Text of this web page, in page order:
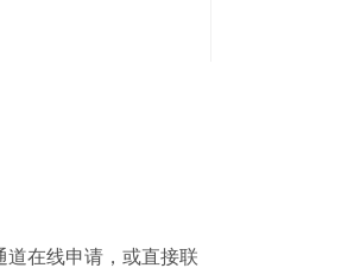
道在线申请，或直接联